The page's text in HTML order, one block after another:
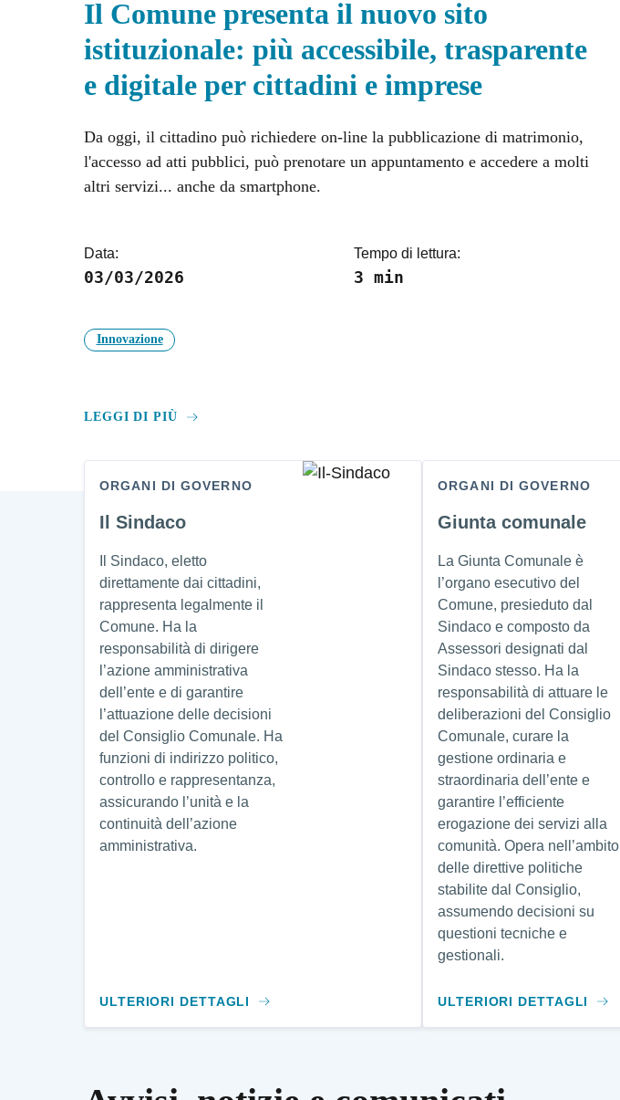
Il Comune presenta il nuovo sito
istituzionale: più accessibile, trasparente
e digitale per cittadini e imprese
Da oggi, il cittadino può richiedere on-line la pubblicazione di matrimonio,
l'accesso ad atti pubblici, può prenotare un appuntamento e accedere a molti
altri servizi... anche da smartphone.
Data:
03/03/2026
Tempo di lettura:
3 min
Innovazione
LEGGI DI PIÙ
Amministrazione
ORGANI DI GOVERNO
Il Sindaco
Il Sindaco, eletto
direttamente dai cittadini,
rappresenta legalmente il
Comune. Ha la
responsabilità di dirigere
l’azione amministrativa
dell’ente e di garantire
l’attuazione delle decisioni
del Consiglio Comunale. Ha
funzioni di indirizzo politico,
controllo e rappresentanza,
assicurando l’unità e la
continuità dell’azione
amministrativa.
ULTERIORI DETTAGLI
ORGANI DI GOVERNO
Giunta comunale
La Giunta Comunale è
l’organo esecutivo del
Comune, presieduto dal
Sindaco e composto da
Assessori designati dal
Sindaco stesso. Ha la
responsabilità di attuare le
deliberazioni del Consiglio
Comunale, curare la
gestione ordinaria e
straordinaria dell’ente e
garantire l’efficiente
erogazione dei servizi alla
comunità. Opera nell’ambito
delle direttive politiche
stabilite dal Consiglio,
assumendo decisioni su
questioni tecniche e
gestionali.
ULTERIORI DETTAGLI